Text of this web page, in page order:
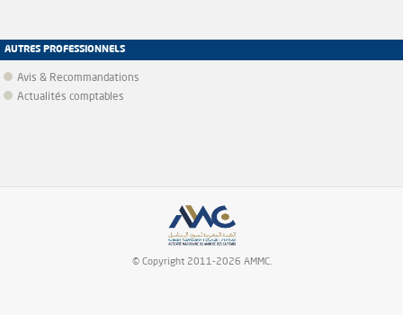
AUTRES PROFESSIONNELS
Avis & Recommandations
Actualités comptables
© Copyright 2011-2026 AMMC.